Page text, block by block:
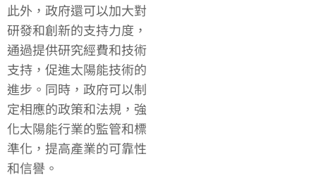
此外，政府還可以加大對
研發和創新的支持力度，
通過提供研究經費和技術
支持，促進太陽能技術的
進步。同時，政府可以制
定相應的政策和法規，強
化太陽能行業的監管和標
準化，提高產業的可靠性
和信譽。